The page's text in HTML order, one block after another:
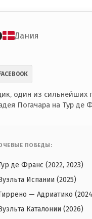
Дания
FACEBOOK
один из сильнейших
Погачара на Тур де
ПОБЕДЫ:
де Франс (2022, 2023)
Испании (2025)
— Адриатико
Каталонии (2026)